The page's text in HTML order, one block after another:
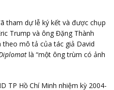
tham dự lễ ký kết và được chụp
Trump và ông Đặng Thành
mô tả của tác giả David
là “một ông trùm có ảnh
TP Hồ Chí Minh nhiệm kỳ 2004-